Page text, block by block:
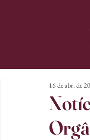
16 de abr. de